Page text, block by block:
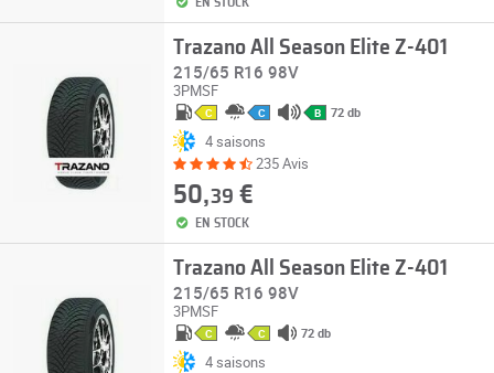
Trazano All Season Elite Z-401
215/65 R16 98V
3PMSF
C C B 72 db
4 saisons
235 Avis
50,39 €
EN STOCK
Trazano All Season Elite Z-401
215/65 R16 98V
3PMSF
C C 72 db
4 saisons